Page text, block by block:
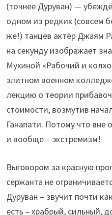
(точнее Дуруван) —
одном из редких (совсем
же!) танцев актёр Джаям
на секунду изображает
Мухиной «Рабочий и
элитном военном
лекцию о теории
стоимости, возмутив
Ганапати. Потому что
и вообще – экстремизм!
Выговором за красную
сержанта не
Дуруван – звучит почти
есть – храбрый, сильный,